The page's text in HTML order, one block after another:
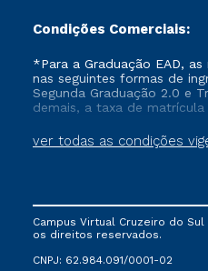
Condições Comerciais:
ver todas as condições
*Para a Graduação EAD,
nas seguintes formas de
Segunda Graduação 2.0 e
demais, a taxa de matrícula
Campus Virtual Cruzeiro do
os direitos reservados.
CNPJ: 62.984.091/0001-02